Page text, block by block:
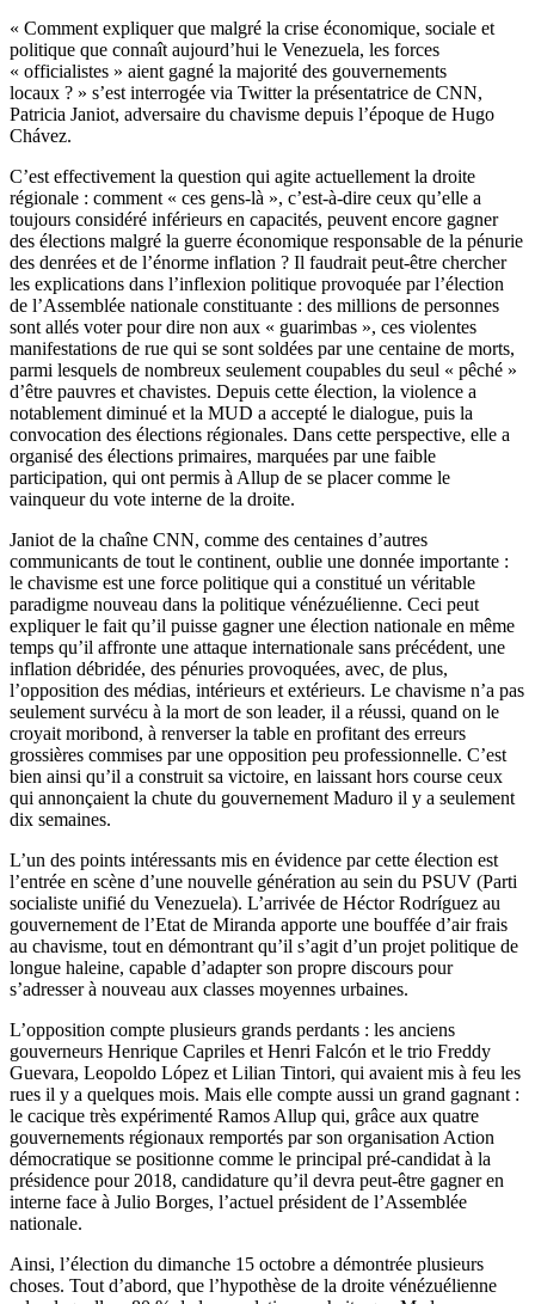
« Comment expliquer que malgré la crise économique, sociale et
politique que connaît aujourd’hui le Venezuela, les forces
« officialistes » aient gagné la majorité des gouvernements
locaux ? » s’est interrogée via Twitter la présentatrice de CNN,
Patricia Janiot, adversaire du chavisme depuis l’époque de Hugo
Chávez.
C’est effectivement la question qui agite actuellement la droite
régionale : comment « ces gens-là », c’est-à-dire ceux qu’elle a
toujours considéré inférieurs en capacités, peuvent encore gagner
des élections malgré la guerre économique responsable de la pénurie
des denrées et de l’énorme inflation ? Il faudrait peut-être chercher
les explications dans l’inflexion politique provoquée par l’élection
de l’Assemblée nationale constituante : des millions de personnes
sont allés voter pour dire non aux « guarimbas », ces violentes
manifestations de rue qui se sont soldées par une centaine de morts,
parmi lesquels de nombreux seulement coupables du seul « pêché »
d’être pauvres et chavistes. Depuis cette élection, la violence a
notablement diminué et la MUD a accepté le dialogue, puis la
convocation des élections régionales. Dans cette perspective, elle a
organisé des élections primaires, marquées par une faible
participation, qui ont permis à Allup de se placer comme le
vainqueur du vote interne de la droite.
Janiot de la chaîne CNN, comme des centaines d’autres
communicants de tout le continent, oublie une donnée importante :
le chavisme est une force politique qui a constitué un véritable
paradigme nouveau dans la politique vénézuélienne. Ceci peut
expliquer le fait qu’il puisse gagner une élection nationale en même
temps qu’il affronte une attaque internationale sans précédent, une
inflation débridée, des pénuries provoquées, avec, de plus,
l’opposition des médias, intérieurs et extérieurs. Le chavisme n’a pas
seulement survécu à la mort de son leader, il a réussi, quand on le
croyait moribond, à renverser la table en profitant des erreurs
grossières commises par une opposition peu professionnelle. C’est
bien ainsi qu’il a construit sa victoire, en laissant hors course ceux
qui annonçaient la chute du gouvernement Maduro il y a seulement
dix semaines.
L’un des points intéressants mis en évidence par cette élection est
l’entrée en scène d’une nouvelle génération au sein du PSUV (Parti
socialiste unifié du Venezuela). L’arrivée de Héctor Rodríguez au
gouvernement de l’Etat de Miranda apporte une bouffée d’air frais
au chavisme, tout en démontrant qu’il s’agit d’un projet politique de
longue haleine, capable d’adapter son propre discours pour
s’adresser à nouveau aux classes moyennes urbaines.
L’opposition compte plusieurs grands perdants : les anciens
gouverneurs Henrique Capriles et Henri Falcón et le trio Freddy
Guevara, Leopoldo López et Lilian Tintori, qui avaient mis à feu les
rues il y a quelques mois. Mais elle compte aussi un grand gagnant :
le cacique très expérimenté Ramos Allup qui, grâce aux quatre
gouvernements régionaux remportés par son organisation Action
démocratique se positionne comme le principal pré-candidat à la
présidence pour 2018, candidature qu’il devra peut-être gagner en
interne face à Julio Borges, l’actuel président de l’Assemblée
nationale.
Ainsi, l’élection du dimanche 15 octobre a démontrée plusieurs
choses. Tout d’abord, que l’hypothèse de la droite vénézuélienne